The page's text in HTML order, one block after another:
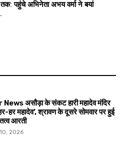
तक: पहुंचे अभिनेता अभय वर्मा ने बयां
असौड़ा के संकट हारी महादेव मंदिर
हर महादेव’, श्रावण के दूसरे सोमवार पर हुई
आरती
2026